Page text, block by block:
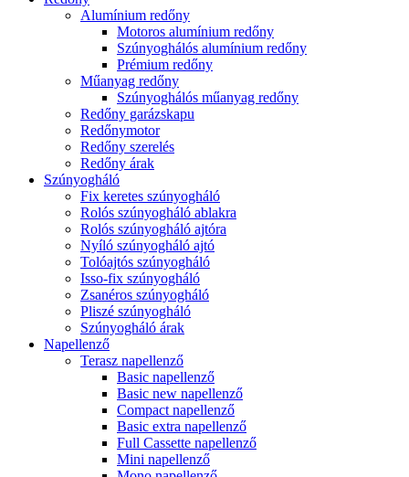
Alumínium redőny
Motoros alumínium redőny
Szúnyoghálós alumínium redőny
Prémium redőny
Műanyag redőny
Szúnyoghálós műanyag redőny
Redőny garázskapu
Redőnymotor
Redőny szerelés
Redőny árak
Szúnyogháló
Fix keretes szúnyogháló
Rolós szúnyogháló ablakra
Rolós szúnyogháló ajtóra
Nyíló szúnyogháló ajtó
Tolóajtós szúnyogháló
Isso-fix szúnyogháló
Zsanéros szúnyogháló
Pliszé szúnyogháló
Szúnyogháló árak
Napellenző
Terasz napellenző
Basic napellenző
Basic new napellenző
Compact napellenző
Basic extra napellenző
Full Cassette napellenző
Mini napellenző